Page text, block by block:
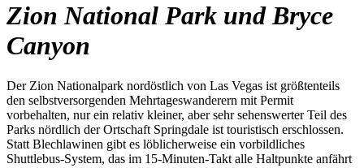
Zion National Park und Bryce
Canyon
Der Zion Nationalpark nordöstlich von Las Vegas ist größtenteils
den selbstversorgenden Mehrtageswanderern mit Permit
vorbehalten, nur ein relativ kleiner, aber sehr sehenswerter Teil des
Parks nördlich der Ortschaft Springdale ist touristisch erschlossen.
Statt Blechlawinen gibt es löblicherweise ein vorbildliches
Shuttlebus-System, das im 15-Minuten-Takt alle Haltpunkte anfährt